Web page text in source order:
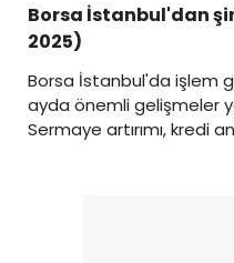
Borsa İstanbul'dan
2025)
Borsa İstanbul'da işlem
ayda önemli gelişmeler
Sermaye artırımı, kredi
sözleşme yenilikleri gibi